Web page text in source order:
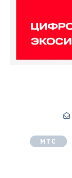
МТС